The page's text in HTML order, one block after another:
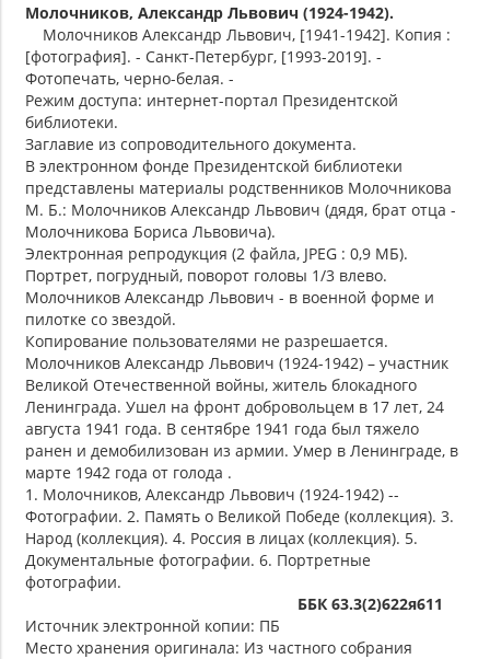
Молочников, Александр Львович (1924-1942).
Молочников Александр Львович, [1941-1942]. Копия :
[фотография]. - Санкт-Петербург, [1993-2019]. -
Фотопечать, черно-белая. -
Режим доступа: интернет-портал Президентской
библиотеки.
Заглавие из сопроводительного документа.
В электронном фонде Президентской библиотеки
представлены материалы родственников Молочникова
М. Б.: Молочников Александр Львович (дядя, брат отца -
Молочникова Бориса Львовича).
Электронная репродукция (2 файла, JPEG : 0,9 МБ).
Портрет, погрудный, поворот головы 1/3 влево.
Молочников Александр Львович - в военной форме и
пилотке со звездой.
Копирование пользователями не разрешается.
Молочников Александр Львович (1924-1942) – участник
Великой Отечественной войны, житель блокадного
Ленинграда. Ушел на фронт добровольцем в 17 лет, 24
августа 1941 года. В сентябре 1941 года был тяжело
ранен и демобилизован из армии. Умер в Ленинграде, в
марте 1942 года от голода .
1. Молочников, Александр Львович (1924-1942) --
Фотографии. 2. Память о Великой Победе (коллекция). 3.
Народ (коллекция). 4. Россия в лицах (коллекция). 5.
Документальные фотографии. 6. Портретные
фотографии.
ББК 63.3(2)622я611
Источник электронной копии: ПБ
Место хранения оригинала: Из частного собрания